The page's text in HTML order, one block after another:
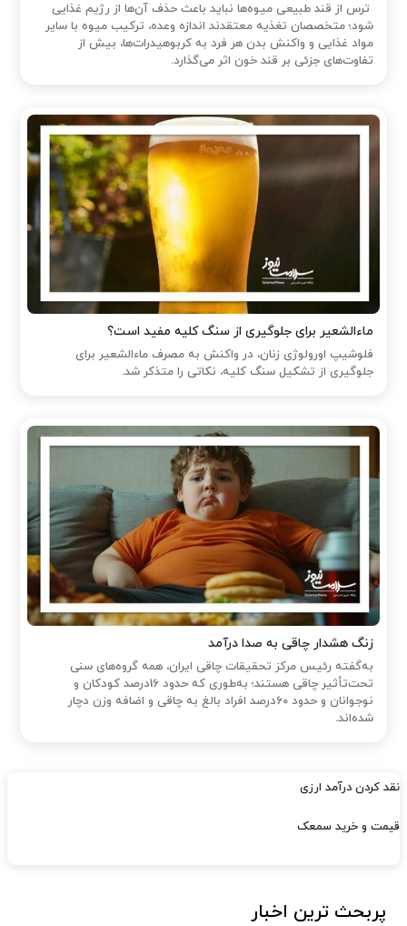
ترس از قند طبیعی میوه‌ها نباید باعث حذف آن‌ها از رژیم غذایی
شود؛ متخصصان تغذیه معتقدند اندازه وعده، ترکیب میوه با سایر
مواد غذایی و واکنش بدن هر فرد به کربوهیدرات‌ها، بیش از
تفاوت‌های جزئی بر قند خون اثر می‌گذارد.
ماءالشعیر برای جلوگیری از سنگ کلیه مفید است؟
فلوشیپ اورولوژی زنان، در واکنش به مصرف ماءالشعیر برای
جلوگیری از تشکیل سنگ کلیه، نکاتی را متذکر شد.
زنگ هشدار چاقی به صدا درآمد
به‌گفته رئیس مرکز تحقیقات چاقی ایران، همه گروه‌های سنی
تحت‌تأثیر چاقی هستند؛ به‌طوری که حدود 16درصد کودکان و
نوجوانان و حدود 60درصد افراد بالغ به چاقی و اضافه وزن دچار
شده‌اند.
نقد کردن درآمد ارزی
قیمت و خرید سمعک
پربحث ترین اخبار